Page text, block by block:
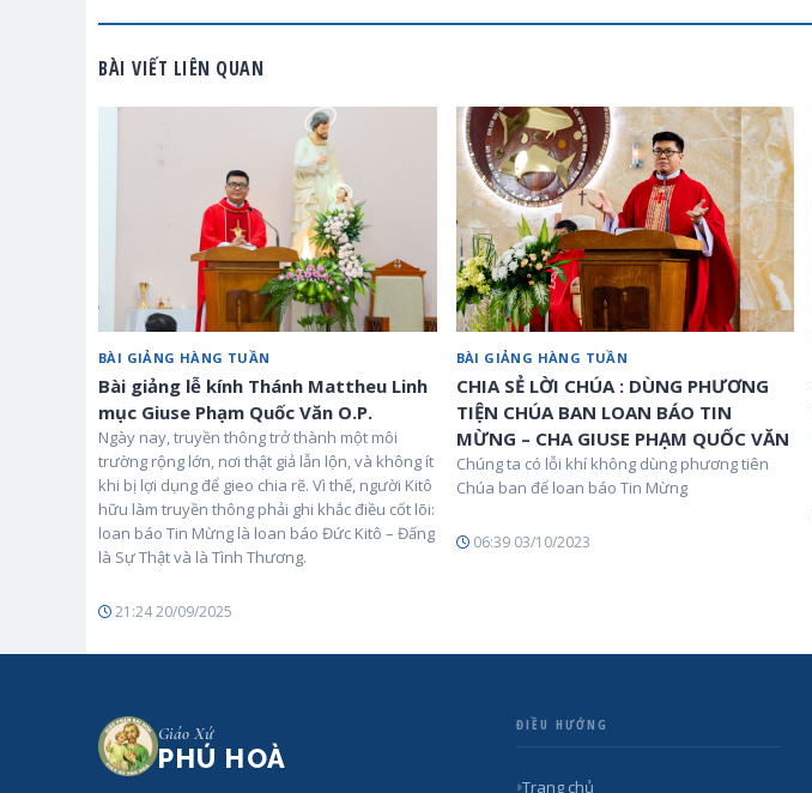
BÀI VIẾT LIÊN QUAN
BÀI GIẢNG HÀNG TUẦN
Bài giảng lễ kính Thánh Mattheu Linh
mục Giuse Phạm Quốc Văn O.P.
Ngày nay, truyền thông trở thành một môi
trường rộng lớn, nơi thật giả lẫn lộn, và không ít
khi bị lợi dụng để gieo chia rẽ. Vì thế, người Kitô
hữu làm truyền thông phải ghi khắc điều cốt lõi:
loan báo Tin Mừng là loan báo Đức Kitô – Đấng
là Sự Thật và là Tình Thương.
21:24 20/09/2025
BÀI GIẢNG HÀNG TUẦN
CHIA SẺ LỜI CHÚA : DÙNG PHƯƠNG
TIỆN CHÚA BAN LOAN BÁO TIN
MỪNG – CHA GIUSE PHẠM QUỐC VĂN
Chúng ta có lỗi khí không dùng phương tiên
Chúa ban để loan báo Tin Mừng
06:39 03/10/2023
Giáo Xứ
PHÚ HOÀ
ĐIỀU HƯỚNG
Trang chủ